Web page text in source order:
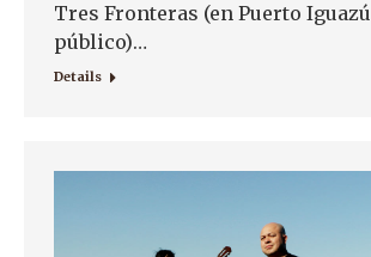
Tres Fronteras (en Puerto
público)…
Details